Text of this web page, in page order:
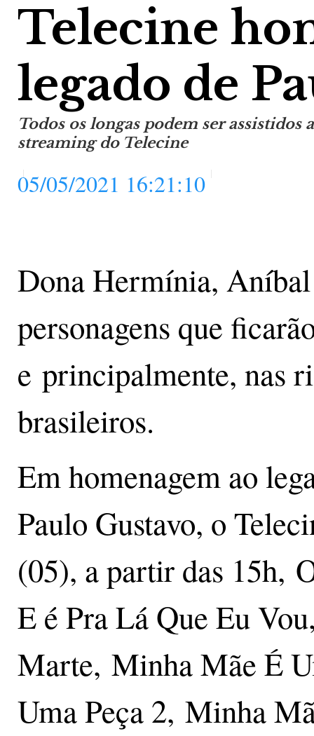
Telecine
legado de
Todos os longas podem ser
streaming do Telecine
05/05/2021 16:21:10
Dona Hermínia,
personagens que
e principalmente, nas
brasileiros.
Em homenagem ao
Paulo Gustavo, o
(05), a partir das 15h,
E é Pra Lá Que Eu
Marte, Minha Mãe É
Uma Peça 2, Minha